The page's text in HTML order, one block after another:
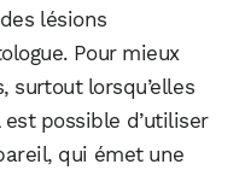
lésions
Pour mieux
surtout lorsqu’elles
possible d’utiliser
qui émet une